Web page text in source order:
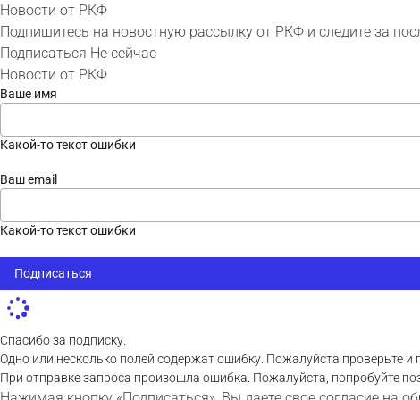
Новости от РКФ
Подпишитесь на новостную рассылку от РКФ и следите за
Подписаться Не сейчас
Новости от РКФ
Ваше имя
Какой-то текст ошибки
Ваш email
Какой-то текст ошибки
Подписаться
Спасибо за подписку.
Одно или несколько полей содержат ошибку. Пожалуйста проверьте и
При отправке запроса произошла ошибка. Пожалуйста, попробуйте